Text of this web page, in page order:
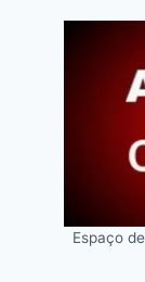
Espaço